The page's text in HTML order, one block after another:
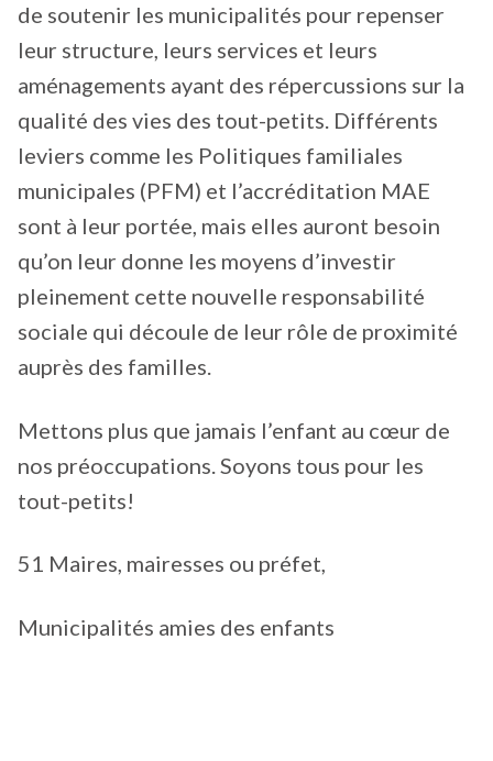
de soutenir les municipalités pour repenser
leur structure, leurs services et leurs
aménagements ayant des répercussions sur la
qualité des vies des tout-petits. Différents
leviers comme les Politiques familiales
municipales (PFM) et l’accréditation MAE
sont à leur portée, mais elles auront besoin
qu’on leur donne les moyens d’investir
pleinement cette nouvelle responsabilité
sociale qui découle de leur rôle de proximité
auprès des familles.
Mettons plus que jamais l’enfant au cœur de
nos préoccupations. Soyons tous pour les
tout-petits!
51 Maires, mairesses ou préfet,
Municipalités amies des enfants